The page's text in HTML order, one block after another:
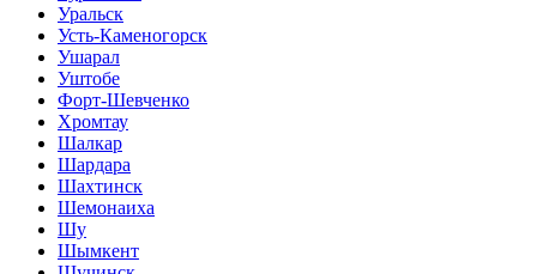
Уральск
Усть-Каменогорск
Ушарал
Уштобе
Форт-Шевченко
Хромтау
Шалкар
Шардара
Шахтинск
Шемонаиха
Шу
Шымкент